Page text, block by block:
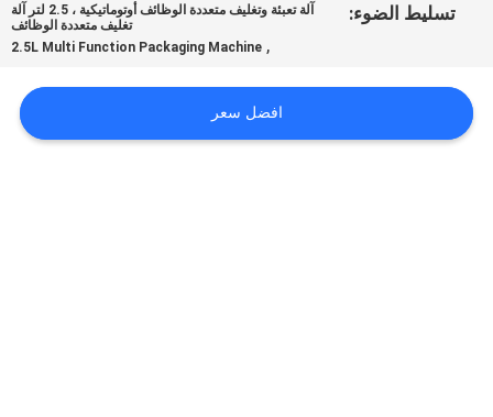
اطلب
اقتباس
تسليط الضوء:
آلة تعبئة وتغليف متعددة الوظائف أوتوماتيكية ، 2.5 لتر آلة
تغليف متعددة الوظائف
,
2.5L Multi Function Packaging Machine
افضل سعر